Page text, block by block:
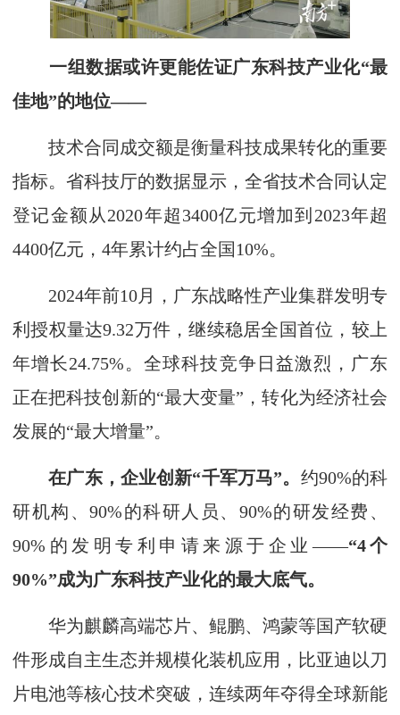
一组数据或许更能佐证广东科技产业化“最
佳地”的地位——
技术合同成交额是衡量科技成果转化的重要
指标。省科技厅的数据显示，全省技术合同认定
登记金额从2020年超3400亿元增加到2023年超
4400亿元，4年累计约占全国10%。
2024年前10月，广东战略性产业集群发明专
利授权量达9.32万件，继续稳居全国首位，较上
年增长24.75%。全球科技竞争日益激烈，广东
正在把科技创新的“最大变量”，转化为经济社会
发展的“最大增量”。
在广东，企业创新“千军万马”。 约90%的科
研机构、90%的科研人员、90%的研发经费、
90%的发明专利申请来源于企业——“4个
90%”成为广东科技产业化的最大底气。
华为麒麟高端芯片、鲲鹏、鸿蒙等国产软硬
件形成自主生态并规模化装机应用，比亚迪以刀
片电池等核心技术突破，连续两年夺得全球新能